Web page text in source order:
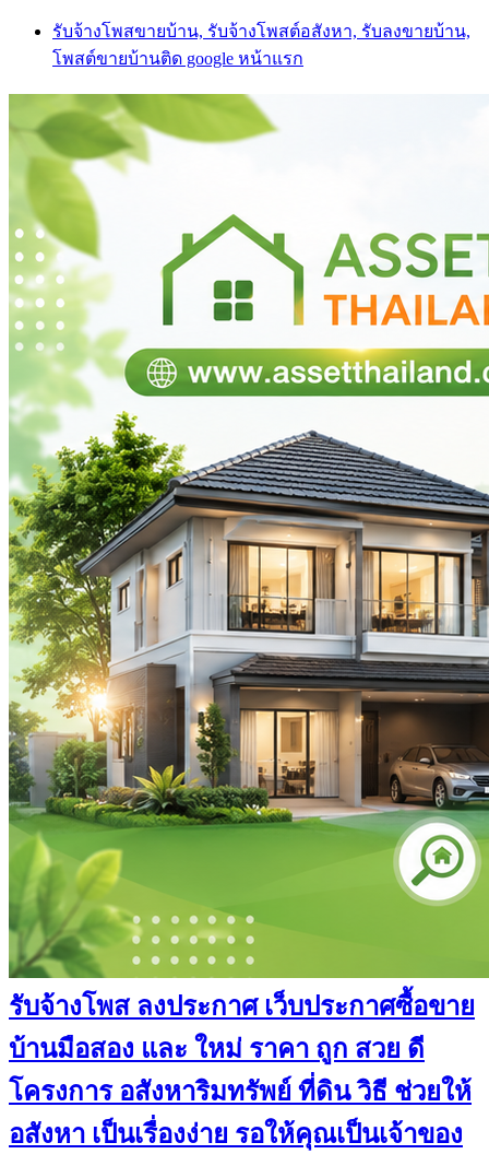
Skip
content
รับจ้างโพสขายบ้าน, รับจ้างโพสต์อสังหา, รับลงขายบ้าน,
โพสต์ขายบ้านติด google หน้าแรก
รับจ้างโพส ลงประกาศ เว็บประกาศซื้อขาย
บ้านมือสอง และ ใหม่ ราคา ถูก สวย ดี
โครงการ อสังหาริมทรัพย์ ที่ดิน วิธี ช่วยให้
อสังหา เป็นเรื่องง่าย รอให้คุณเป็นเจ้าของ